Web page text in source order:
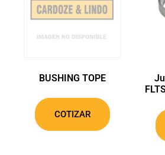
BUSHING TOPE
COTIZAR